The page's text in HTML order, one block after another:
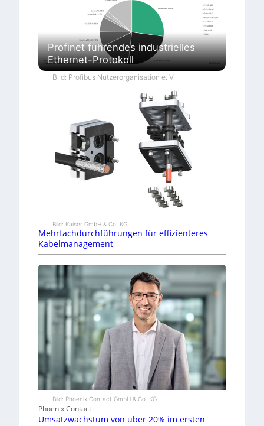
Profinet führendes industrielles
Ethernet-Protokoll
Bild: Profibus Nutzerorganisation e. V.
Bild: Kaiser GmbH & Co. KG
Mehrfachdurchführungen für effizienteres
Kabelmanagement
Bild: Phoenix Contact GmbH & Co. KG
Phoenix Contact
Umsatzwachstum von über 20% im ersten